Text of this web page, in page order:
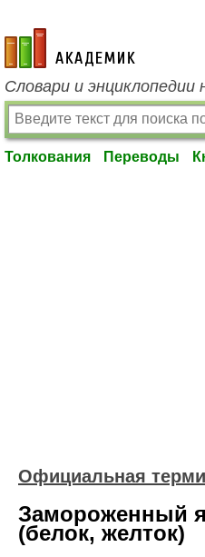
academic.ru
Словари и энциклопедии
Толкования Переводы
Официальная
Замороженный
(белок, желток)